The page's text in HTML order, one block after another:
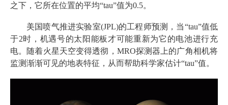
之下，它所在位置的平均“tau”值为0.5。
美国喷气推进实验室(JPL)的工程师预测，当“tau”值低
于2时，机遇号的太阳能板才可能重新为它的电池进行充
电。随着火星天空变得透彻，MRO探测器上的广角相机将
监测渐渐可见的地表特征，从而帮助科学家估计“tau”值。